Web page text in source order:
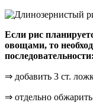
Если рис
овощами, то
последовательности:
⇒ добавить 3 ст.
⇒ отдельно